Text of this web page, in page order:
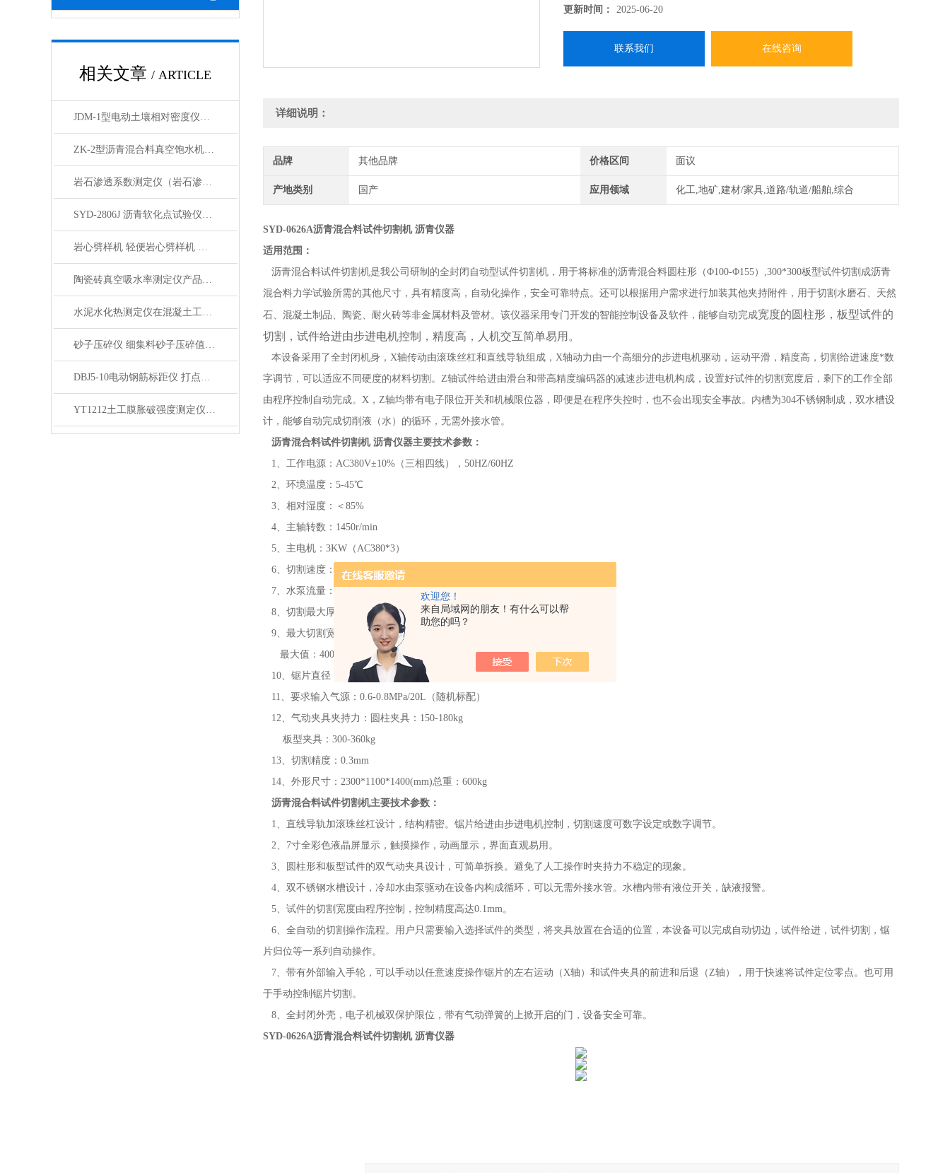
欢迎您！
来自局域网的朋友！有什么可以帮
助您的吗？
相关文章 / ARTICLE
JDM-1型电动土壤相对密度仪技术参数
ZK-2型沥青混合料真空饱水机产品展示
岩石渗透系数测定仪（岩石渗透仪）产品展示
SYD-2806J 沥青软化点试验仪电脑四路液晶打印展示
岩心劈样机 轻便岩心劈样机 岩芯劈开机产品展示
陶瓷砖真空吸水率测定仪产品展示
水泥水化热测定仪在混凝土工程中的应用
砂子压碎仪 细集料砂子压碎值指标测定仪产品展示
DBJ5-10电动钢筋标距仪 打点机产品展示
YT1212土工膜胀破强度测定仪产品简介
更新时间：
2025-06-20
联系我们 在线咨询
详细说明：
品牌 其他品牌 价格区间 面议
产地类别 国产 应用领域 化工,地矿,建材/家具,道路/轨道/船舶,综合
SYD-0626A沥青混合料试件切割机 沥青仪器
适用范围：
沥青混合料试件切割机是我公司研制的全封闭自动型试件切割机，用于将标准的沥青混合料圆柱形（Φ100-Φ155）,300*300板型试件切割成沥青
混合料力学试验所需的其他尺寸，具有精度高，自动化操作，安全可靠特点。还可以根据用户需求进行加装其他夹持附件，用于切割水磨石、天然
石、混凝土制品、陶瓷、耐火砖等非金属材料及管材。该仪器采用专门开发的智能控制设备及软件，能够自动完成宽度的圆柱形，板型试件的
切割，试件给进由步进电机控制，精度高，人机交互简单易用。
本设备采用了全封闭机身，X轴传动由滚珠丝杠和直线导轨组成，X轴动力由一个高细分的步进电机驱动，运动平滑，精度高，切割给进速度*数
字调节，可以适应不同硬度的材料切割。Z轴试件给进由滑台和带高精度编码器的减速步进电机构成，设置好试件的切割宽度后，剩下的工作全部
由程序控制自动完成。X，Z轴均带有电子限位开关和机械限位器，即便是在程序失控时，也不会出现安全事故。内槽为304不锈钢制成，双水槽设
计，能够自动完成切削液（水）的循环，无需外接水管。
沥青混合料试件切割机 沥青仪器主要技术参数：
1、工作电源：AC380V±10%（三相四线），50HZ/60HZ
2、环境温度：5-45℃
3、相对湿度：＜85%
4、主轴转数：1450r/min
5、主电机：3KW（AC380*3）
6、切割速度：0-999mm/min数字调节
7、水泵流量：4L/min
8、切割最大厚度：150mm
9、最大切割宽度：标准值：300mm（安装自动夹具）
最大值：400mm（不安装自动夹具）
10、锯片直径：500mm
11、要求输入气源：0.6-0.8MPa/20L（随机标配）
12、气动夹具夹持力：圆柱夹具：150-180kg
板型夹具：300-360kg
13、切割精度：0.3mm
14、外形尺寸：2300*1100*1400(mm)总重：600kg
沥青混合料试件切割机主要技术参数：
1、直线导轨加滚珠丝杠设计，结构精密。锯片给进由步进电机控制，切割速度可数字设定或数字调节。
2、7寸全彩色液晶屏显示，触摸操作，动画显示，界面直观易用。
3、圆柱形和板型试件的双气动夹具设计，可简单拆换。避免了人工操作时夹持力不稳定的现象。
4、双不锈钢水槽设计，冷却水由泵驱动在设备内构成循环，可以无需外接水管。水槽内带有液位开关，缺液报警。
5、试件的切割宽度由程序控制，控制精度高达0.1mm。
6、全自动的切割操作流程。用户只需要输入选择试件的类型，将夹具放置在合适的位置，本设备可以完成自动切边，试件给进，试件切割，锯
片归位等一系列自动操作。
7、带有外部输入手轮，可以手动以任意速度操作锯片的左右运动（X轴）和试件夹具的前进和后退（Z轴），用于快速将试件定位零点。也可用
于手动控制锯片切割。
8、全封闭外壳，电子机械双保护限位，带有气动弹簧的上掀开启的门，设备安全可靠。
SYD-0626A沥青混合料试件切割机 沥青仪器